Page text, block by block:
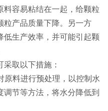
料容易粘结在一起，给颗粒
粒产品质量下降。另一方
低生产效率，并可能引起颗
取以下措施：
料进行预处理，以控制水
节等方法，将水分降低到